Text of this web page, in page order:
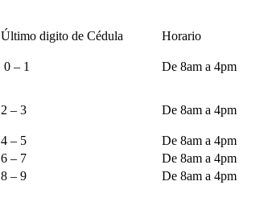
Último digito de Cédula Horario
0 – 1 De 8am a 4pm
2 – 3 De 8am a 4pm
4 – 5
De 8am a 4pm
6 – 7
De 8am a 4pm
8 – 9 De 8am a 4pm